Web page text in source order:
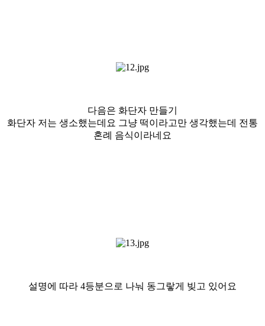
다음은 화단자 만들기
화단자 저는 생소했는데요 그냥 떡이라고만 생각했는데 전통
혼례 음식이라네요
설명에 따라 4등분으로 나눠 동그랗게 빚고 있어요